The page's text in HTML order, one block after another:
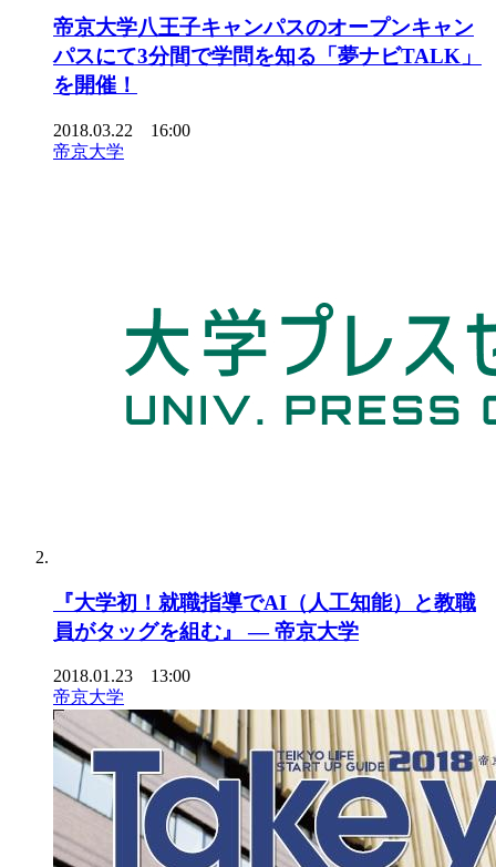
帝京大学八王子キャンパスのオープンキャン
パスにて3分間で学問を知る「夢ナビTALK」
を開催！
2018.03.22 16:00
帝京大学
『大学初！就職指導でAI（人工知能）と教職
員がタッグを組む』 — 帝京大学
2018.01.23 13:00
帝京大学